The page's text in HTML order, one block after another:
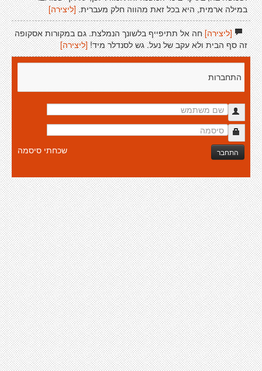
במילה ארמית, היא בכל זאת מהווה חלק מעברית. [ליצירה]
[ליצירה]חה אל תתיפייף בלשונך הנמלצת. גם במקורות אסקופה
זה סף הבית ולא עקב של נעל. גש לסנדלר מיד! [ליצירה]
התחברות
התחבר שכחתי סיסמה